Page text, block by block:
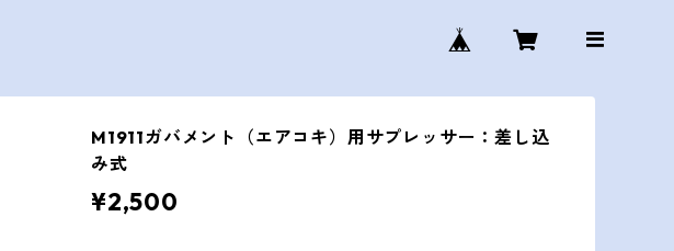
M1911ガバメント（エアコキ）用サプレッサー：差し込
み式
¥2,500